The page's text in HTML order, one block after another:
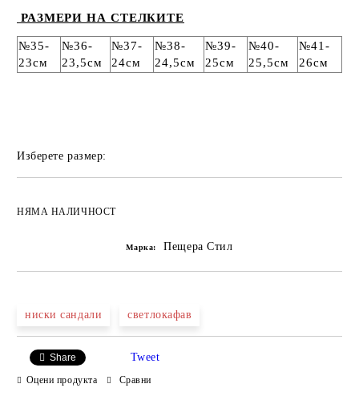
РАЗМЕРИ НА СТЕЛКИТЕ
№35-
23см
№36-
23,5см
№37-
24см
№38-
24,5см
№39-
25см
№40-
25,5см
№41-
26см
Изберете размер:
НЯМА НАЛИЧНОСТ
Марка: Пещера Стил
ниски сандали светлокафав
Share Tweet
Оцени продукта Сравни